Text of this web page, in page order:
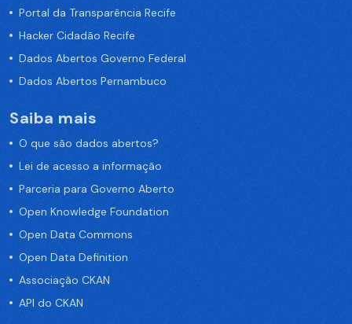
Portal da Transparência Recife
Hacker Cidadão Recife
Dados Abertos Governo Federal
Dados Abertos Pernambuco
Saiba mais
O que são dados abertos?
Lei de acesso a informação
Parceria para Governo Aberto
Open Knowledge Foundation
Open Data Commons
Open Data Definition
Associação CKAN
API do CKAN